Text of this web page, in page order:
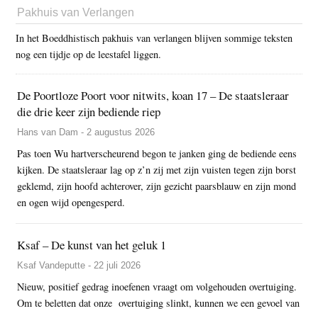
Pakhuis van Verlangen
In het Boeddhistisch pakhuis van verlangen blijven sommige teksten
nog een tijdje op de leestafel liggen.
De Poortloze Poort voor nitwits, koan 17 – De staatsleraar
die drie keer zijn bediende riep
Hans van Dam - 2 augustus 2026
Pas toen Wu hartverscheurend begon te janken ging de bediende eens
kijken. De staatsleraar lag op z’n zij met zijn vuisten tegen zijn borst
geklemd, zijn hoofd achterover, zijn gezicht paarsblauw en zijn mond
en ogen wijd opengesperd.
Ksaf – De kunst van het geluk 1
Ksaf Vandeputte - 22 juli 2026
Nieuw, positief gedrag inoefenen vraagt om volgehouden overtuiging.
Om te beletten dat onze overtuiging slinkt, kunnen we een gevoel van